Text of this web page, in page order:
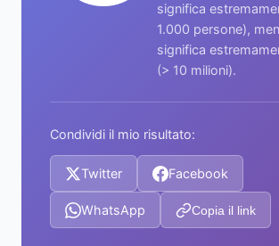
significa
1.000 persone),
significa
(> 10 milioni).
Condividi il mio risultato:
Twitter Facebook
WhatsApp Copia il link